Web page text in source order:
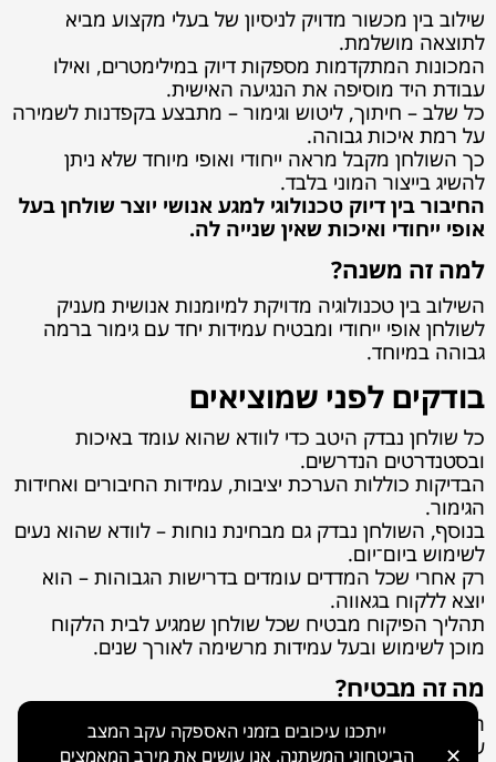
ייתכנו עיכובים בזמני האספקה עקב המצב
הביטחוני המשתנה. אנו עושים את מירב המאמצים
✕
שילוב בין מכשור מדויק לניסיון של בעלי מקצוע מביא
לתוצאה מושלמת.
המכונות המתקדמות מספקות דיוק במילימטרים, ואילו
עבודת היד מוסיפה את הנגיעה האישית.
כל שלב – חיתוך, ליטוש וגימור – מתבצע בקפדנות לשמירה
על רמת איכות גבוהה.
כך השולחן מקבל מראה ייחודי ואופי מיוחד שלא ניתן
להשיג בייצור המוני בלבד.
החיבור בין דיוק טכנולוגי למגע אנושי יוצר שולחן בעל
אופי ייחודי ואיכות שאין שנייה לה.
למה זה משנה?
השילוב בין טכנולוגיה מדויקת למיומנות אנושית מעניק
לשולחן אופי ייחודי ומבטיח עמידות יחד עם גימור ברמה
גבוהה במיוחד.
בודקים לפני שמוציאים
כל שולחן נבדק היטב כדי לוודא שהוא עומד באיכות
ובסטנדרטים הנדרשים.
הבדיקות כוללות הערכת יציבות, עמידות החיבורים ואחידות
הגימור.
בנוסף, השולחן נבדק גם מבחינת נוחות – לוודא שהוא נעים
לשימוש ביום־יום.
רק אחרי שכל המדדים עומדים בדרישות הגבוהות – הוא
יוצא ללקוח בגאווה.
תהליך הפיקוח מבטיח שכל שולחן שמגיע לבית הלקוח
מוכן לשימוש ובעל עמידות מרשימה לאורך שנים.
מה זה מבטיח?
הלקוח מקבל מוצר מוכן לשימוש מידי, יציב מאד
עמיד מאד ,מה שמבטיח חוויית שימוש ללא דאגות לאורך